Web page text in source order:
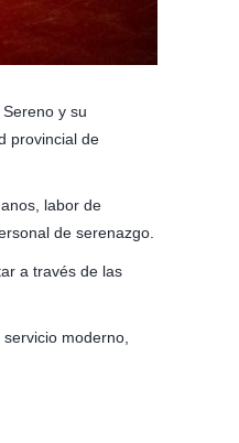
y su
provincial de
labor de
de serenazgo.
a través de las
moderno,